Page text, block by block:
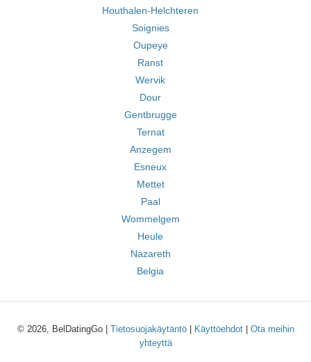
Houthalen-Helchteren
Soignies
Oupeye
Ranst
Wervik
Dour
Gentbrugge
Ternat
Anzegem
Esneux
Mettet
Paal
Wommelgem
Heule
Nazareth
Belgia
© 2026, BelDatingGo | Tietosuojakäytäntö| Käyttöehdot| Ota meihin
yhteyttä